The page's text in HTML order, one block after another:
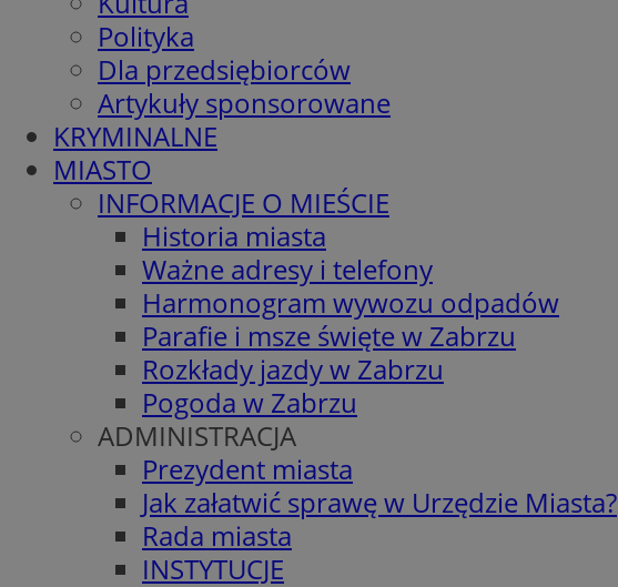
Polityka
Dla przedsiębiorców
Artykuły sponsorowane
KRYMINALNE
MIASTO
INFORMACJE O MIEŚCIE
Historia miasta
Ważne adresy i telefony
Harmonogram wywozu odpadów
Parafie i msze święte w Zabrzu
Rozkłady jazdy w Zabrzu
Pogoda w Zabrzu
ADMINISTRACJA
Prezydent miasta
Jak załatwić sprawę w Urzędzie Miasta?
Rada miasta
INSTYTUCJE